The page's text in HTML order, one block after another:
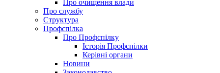
Про очищення влади
Про службу
Структура
Профспілка
Про Профспілку
Історія Профспілки
Керівні органи
Новини